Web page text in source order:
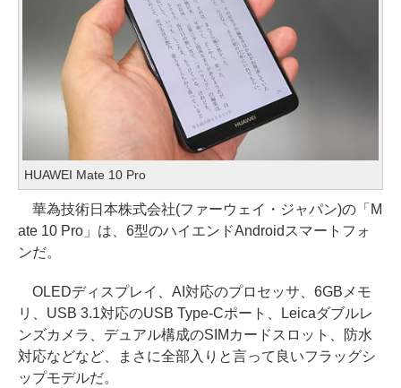
HUAWEI Mate 10 Pro
華為技術日本株式会社(ファーウェイ・ジャパン)の「M
ate 10 Pro」は、6型のハイエンドAndroidスマートフォ
ンだ。
OLEDディスプレイ、AI対応のプロセッサ、6GBメモ
リ、USB 3.1対応のUSB Type-Cポート、Leicaダブルレ
ンズカメラ、デュアル構成のSIMカードスロット、防水
対応などなど、まさに全部入りと言って良いフラッグシ
ップモデルだ。